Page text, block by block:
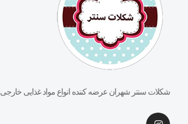
شکلات سنتر شهران عرضه کننده انواع مواد غذایی خارجی